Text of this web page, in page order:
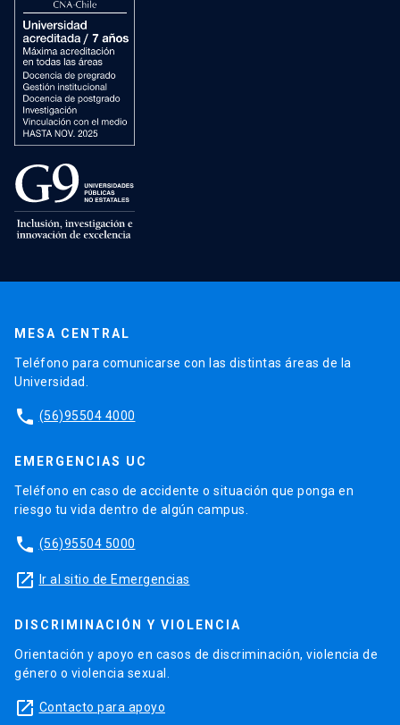
MESA CENTRAL
Teléfono para comunicarse con las distintas áreas de la
Universidad.
phone (56)95504 4000
EMERGENCIAS UC
Teléfono en caso de accidente o situación que ponga en
riesgo tu vida dentro de algún campus.
phone (56)95504 5000
launch Ir al sitio de Emergencias
DISCRIMINACIÓN Y VIOLENCIA
Orientación y apoyo en casos de discriminación, violencia de
género o violencia sexual.
launch Contacto para apoyo